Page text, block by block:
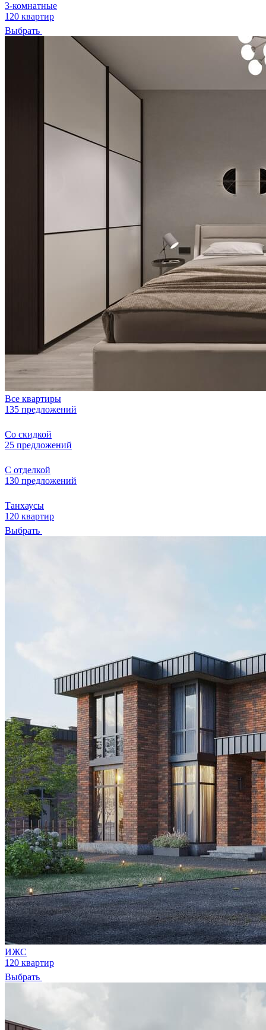
3-комнатные
120 квартир
Выбрать
Все квартиры
135 предложений
Со скидкой
25 предложений
С отделкой
130 предложений
Танхаусы
120 квартир
Выбрать
ИЖС
120 квартир
Выбрать